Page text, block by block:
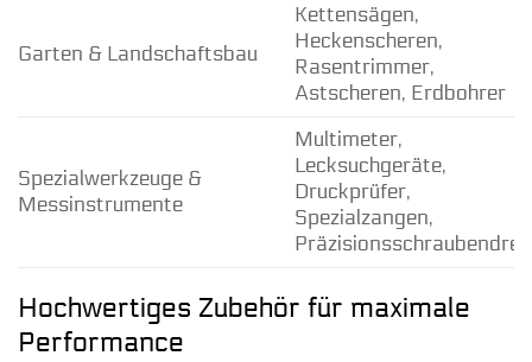
Garten & Landschaftsbau
Kettensägen,
Heckenscheren,
Rasentrimmer,
Astscheren, Erdbohrer
Spezialwerkzeuge &
Messinstrumente
Multimeter,
Lecksuchgeräte,
Druckprüfer,
Spezialzangen,
Hochwertiges Zubehör für maximale
Performance